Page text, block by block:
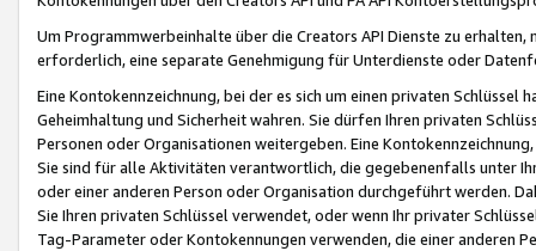
Um Programmwerbeinhalte über die Creators API Dienste zu
erforderlich, eine separate Genehmigung für Unterdienste oder
Eine Kontokennzeichnung, bei der es sich um einen privaten
Geheimhaltung und Sicherheit wahren. Sie dürfen Ihren privaten
Personen oder Organisationen weitergeben. Eine
Sie sind für alle Aktivitäten verantwortlich, die gegebenenfalls unter
oder einer anderen Person oder Organisation durchgeführt werden.
Sie Ihren privaten Schlüssel verwendet, oder wenn Ihr privater
Tag-Parameter oder Kontokennungen verwenden, die einer anderen